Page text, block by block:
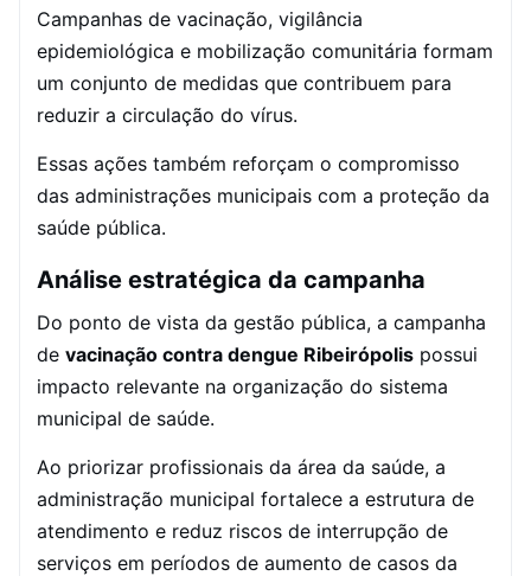
Campanhas de vacinação, vigilância
epidemiológica e mobilização comunitária formam
um conjunto de medidas que contribuem para
reduzir a circulação do vírus.
Essas ações também reforçam o compromisso
das administrações municipais com a proteção da
saúde pública.
Análise estratégica da campanha
Do ponto de vista da gestão pública, a campanha
de vacinação contra dengue Ribeirópolis possui
impacto relevante na organização do sistema
municipal de saúde.
Ao priorizar profissionais da área da saúde, a
administração municipal fortalece a estrutura de
atendimento e reduz riscos de interrupção de
serviços em períodos de aumento de casos da